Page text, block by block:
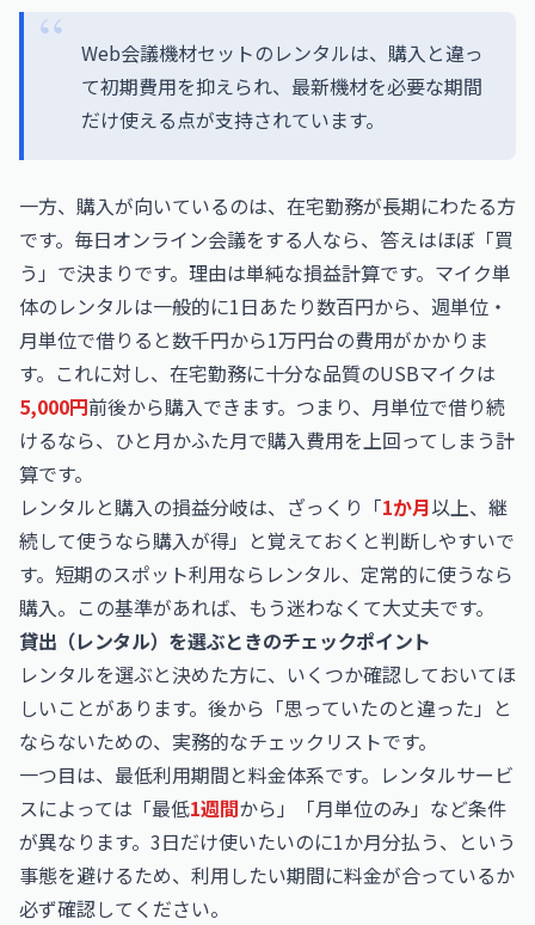
Web会議機材セットのレンタルは、購入と違っ
て初期費用を抑えられ、最新機材を必要な期間
だけ使える点が支持されています。
一方、購入が向いているのは、在宅勤務が長期にわたる方
です。毎日オンライン会議をする人なら、答えはほぼ「買
う」で決まりです。理由は単純な損益計算です。マイク単
体のレンタルは一般的に1日あたり数百円から、週単位・
月単位で借りると数千円から1万円台の費用がかかりま
す。これに対し、在宅勤務に十分な品質のUSBマイクは
5,000円前後から購入できます。つまり、月単位で借り続
けるなら、ひと月かふた月で購入費用を上回ってしまう計
算です。
レンタルと購入の損益分岐は、ざっくり「1か月以上、継
続して使うなら購入が得」と覚えておくと判断しやすいで
す。短期のスポット利用ならレンタル、定常的に使うなら
購入。この基準があれば、もう迷わなくて大丈夫です。
貸出（レンタル）を選ぶときのチェックポイント
レンタルを選ぶと決めた方に、いくつか確認しておいてほ
しいことがあります。後から「思っていたのと違った」と
ならないための、実務的なチェックリストです。
一つ目は、最低利用期間と料金体系です。レンタルサービ
スによっては「最低1週間から」「月単位のみ」など条件
が異なります。3日だけ使いたいのに1か月分払う、という
事態を避けるため、利用したい期間に料金が合っているか
必ず確認してください。